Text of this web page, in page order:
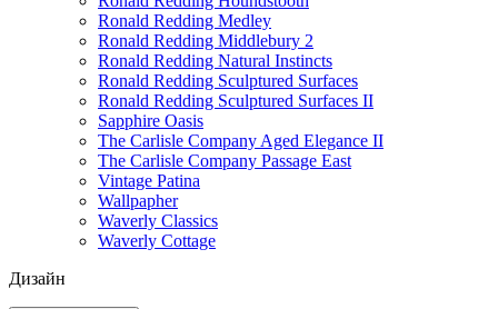
Ronald Redding Medley
Ronald Redding Middlebury 2
Ronald Redding Natural Instincts
Ronald Redding Sculptured Surfaces
Ronald Redding Sculptured Surfaces II
Sapphire Oasis
The Carlisle Company Aged Elegance II
The Carlisle Company Passage East
Vintage Patina
Wallpapher
Waverly Classics
Waverly Cottage
Дизайн